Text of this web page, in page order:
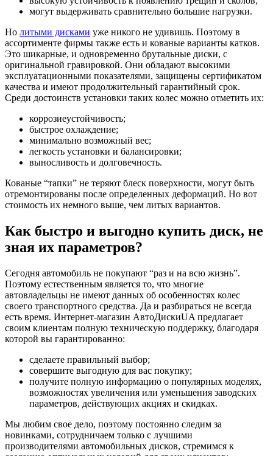
могут выдерживать сравнительно большие нагрузки.
Но литыми дисками уже никого не удивишь. Поэтому в
ассортименте фирмы также есть и кованые варианты катков.
Это шикарные, и одновременно брутальные диски, с
оригинальной гравировкой. Они обладают высокими
эксплуатационными показателями, защищены сертификатом
качества и имеют продолжительный гарантийный срок.
Среди достоинств установки таких колес можно отметить их:
коррозиеустойчивость;
быстрое охлаждение;
минимально возможный вес;
легкость установки и балансировки;
выносливость и долговечность.
Кованые “тапки” не теряют блеск поверхности, могут быть
отремонтированы после определенных деформаций. Но вот
стоимость их немного выше, чем литых вариантов.
Как быстро и выгодно купить диск, не
зная их параметров?
Сегодня автомобиль не покупают “раз и на всю жизнь”.
Поэтому естественным является то, что многие
автовладельцы не имеют данных об особенностях колес
своего транспортного средства. Да и разбираться не всегда
есть время. Интернет-магазин АвтоДискиUA предлагает
своим клиентам полную техническую поддержку, благодаря
которой вы гарантированно:
сделаете правильный выбор;
совершите выгодную для вас покупку;
получите полную информацию о популярных моделях,
возможностях увеличения или уменьшения заводских
параметров, действующих акциях и скидках.
Мы любим свое дело, поэтому постоянно следим за
новинками, сотрудничаем только с лучшими
производителями автомобильных дисков, стремимся к